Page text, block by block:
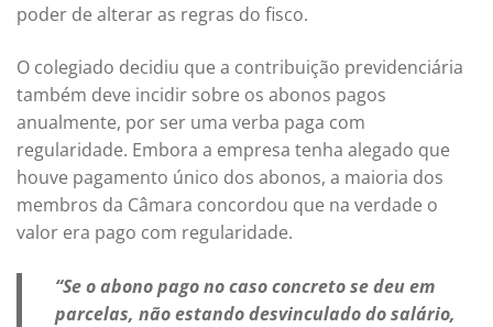
poder de alterar as regras do fisco.
O colegiado decidiu que a contribuição previdenciária
também deve incidir sobre os abonos pagos
anualmente, por ser uma verba paga com
regularidade. Embora a empresa tenha alegado que
houve pagamento único dos abonos, a maioria dos
membros da Câmara concordou que na verdade o
valor era pago com regularidade.
“Se o abono pago no caso concreto se deu em
parcelas, não estando desvinculado do salário,